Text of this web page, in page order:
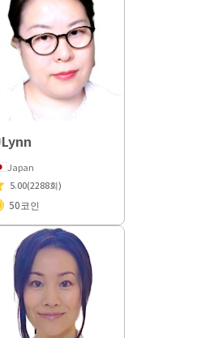
Lynn
Japan
5.00(2288회)
50코인